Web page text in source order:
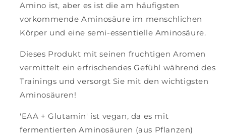
Amino ist, aber es ist die am häufigsten
vorkommende Aminosäure im menschlichen
Körper und eine semi-essentielle Aminosäure.
Dieses Produkt mit seinen fruchtigen Aromen
vermittelt ein erfrischendes Gefühl während des
Trainings und versorgt Sie mit den wichtigsten
Aminosäuren!
'EAA + Glutamin' ist vegan, da es mit
fermentierten Aminosäuren (aus Pflanzen)